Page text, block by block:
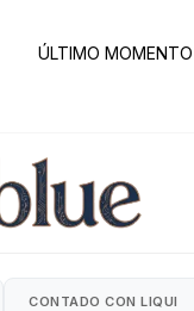
ÚLTIMO MOMENTO
CONTADO CON LIQUI